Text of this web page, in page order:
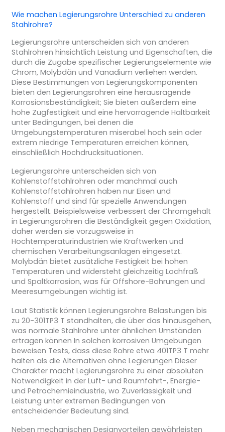
Wie machen Legierungsrohre Unterschied zu anderen
Stahlrohre?
Legierungsrohre unterscheiden sich von anderen
Stahlrohren hinsichtlich Leistung und Eigenschaften, die
durch die Zugabe spezifischer Legierungselemente wie
Chrom, Molybdän und Vanadium verliehen werden.
Diese Bestimmungen von Legierungskomponenten
bieten den Legierungsrohren eine herausragende
Korrosionsbeständigkeit; Sie bieten außerdem eine
hohe Zugfestigkeit und eine hervorragende Haltbarkeit
unter Bedingungen, bei denen die
Umgebungstemperaturen miserabel hoch sein oder
extrem niedrige Temperaturen erreichen können,
einschließlich Hochdrucksituationen.
Legierungsrohre unterscheiden sich von
Kohlenstoffstahlrohren oder manchmal auch
Kohlenstoffstahlrohren haben nur Eisen und
Kohlenstoff und sind für spezielle Anwendungen
hergestellt. Beispielsweise verbessert der Chromgehalt
in Legierungsrohren die Beständigkeit gegen Oxidation,
daher werden sie vorzugsweise in
Hochtemperaturindustrien wie Kraftwerken und
chemischen Verarbeitungsanlagen eingesetzt.
Molybdän bietet zusätzliche Festigkeit bei hohen
Temperaturen und widersteht gleichzeitig Lochfraß
und Spaltkorrosion, was für Offshore-Bohrungen und
Meeresumgebungen wichtig ist.
Laut Statistik können Legierungsrohre Belastungen bis
zu 20-301TP3 T standhalten, die über das hinausgehen,
was normale Stahlrohre unter ähnlichen Umständen
ertragen können In solchen korrosiven Umgebungen
beweisen Tests, dass diese Rohre etwa 401TP3 T mehr
halten als die Alternativen ohne Legierungen Dieser
Charakter macht Legierungsrohre zu einer absoluten
Notwendigkeit in der Luft- und Raumfahrt-, Energie-
und Petrochemieindustrie, wo Zuverlässigkeit und
Leistung unter extremen Bedingungen von
entscheidender Bedeutung sind.
Neben mechanischen Designvorteilen gewährleisten